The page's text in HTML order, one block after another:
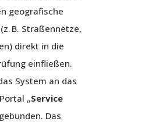
geografische
B. Straßennetze,
direkt in die
einfließen.
System an das
„Service
Das